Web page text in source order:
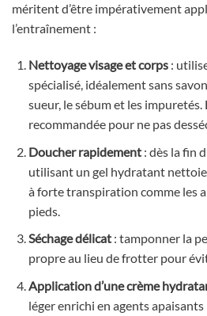
méritent d’être impérativement
l’entraînement :
Nettoyage visage et corps:
spécialisé, idéalement sans
sueur, le sébum et les impuretés.
recommandée pour ne pas
Doucher rapidement: dès la fin
utilisant un gel hydratant
à forte transpiration comme les
pieds.
Séchage délicat: tamponner la
propre au lieu de frotter pour
Application d’une crème
léger enrichi en agents